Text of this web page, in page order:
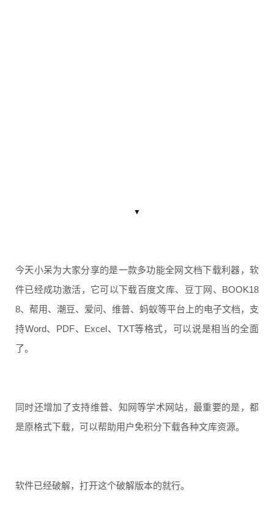
▼
今天小呆为大家分享的是一款多功能全网文档下载利器，软
件已经成功激活，它可以下载百度文库、豆丁网、BOOK18
8、帮用、潮豆、爱问、维普、蚂蚁等平台上的电子文档，支
持Word、PDF、Excel、TXT等格式，可以说是相当的全面
了。
同时还增加了支持维普、知网等学术网站，最重要的是，都
是原格式下载，可以帮助用户免积分下载各种文库资源。
软件已经破解，打开这个破解版本的就行。